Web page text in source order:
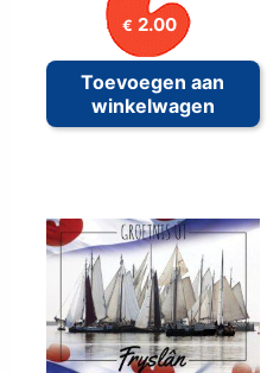
€ 2.00
Toevoegen aan
winkelwagen